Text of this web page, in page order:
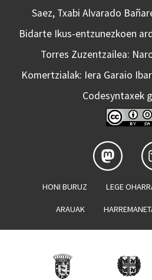
Saez, Txabi Alvarado
Bidarte Ikus-entzunezkoen
Torres Zuzentzailea:
Komertzialak: Iera Garaio
Codesyntaxek
HONI BURUZ LEGE
ARAUAK